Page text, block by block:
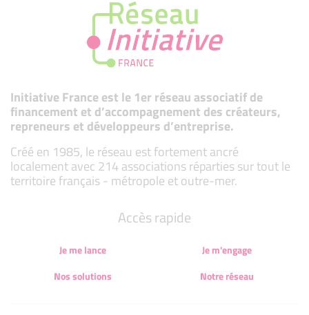
Initiative France est le 1er réseau associatif de
financement et d’accompagnement des créateurs,
repreneurs et développeurs d’entreprise.
Créé en 1985, le réseau est fortement ancré
localement avec 214 associations réparties sur tout le
territoire français - métropole et outre-mer.
Accès rapide
Je me lance
Je m'engage
Nos solutions
Notre réseau